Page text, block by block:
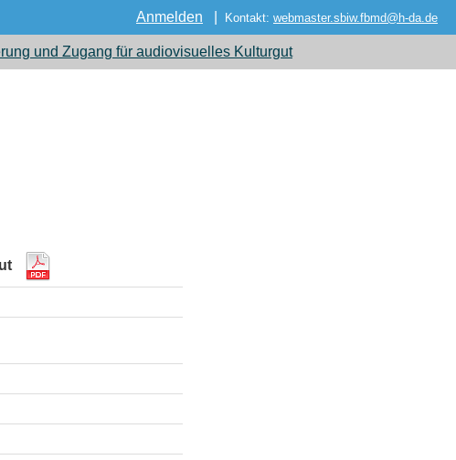
Anmelden Kontakt: webmaster.sbiw.fbmd@ h-da.de
und Zugang für audiovisuelles Kulturgut